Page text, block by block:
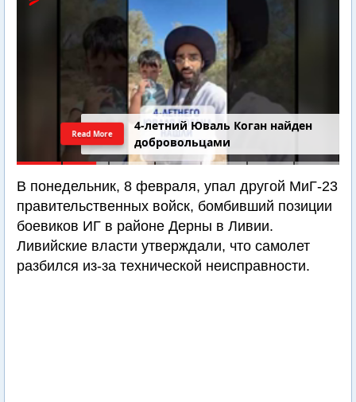
4-летний Юваль Коган найден
добровольцами
Read More
В понедельник, 8 февраля, упал другой МиГ-23
правительственных войск, бомбивший позиции
боевиков ИГ в районе Дерны в Ливии.
Ливийские власти утверждали, что самолет
разбился из-за технической неисправности.